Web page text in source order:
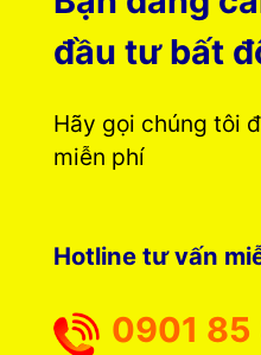
đầu tư bất
Hãy gọi chúng tôi
miễn phí
Hotline tư vấn
0901 85